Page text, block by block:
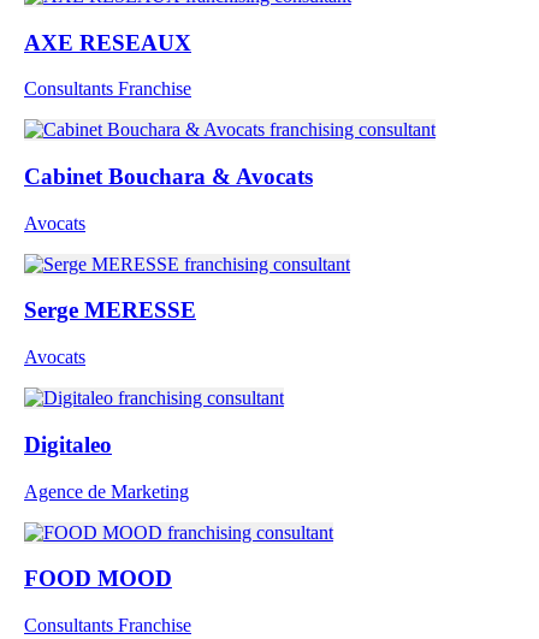
AXE RESEAUX
Consultants Franchise
Cabinet Bouchara & Avocats
Avocats
Serge MERESSE
Avocats
Digitaleo
Agence de Marketing
FOOD MOOD
Consultants Franchise